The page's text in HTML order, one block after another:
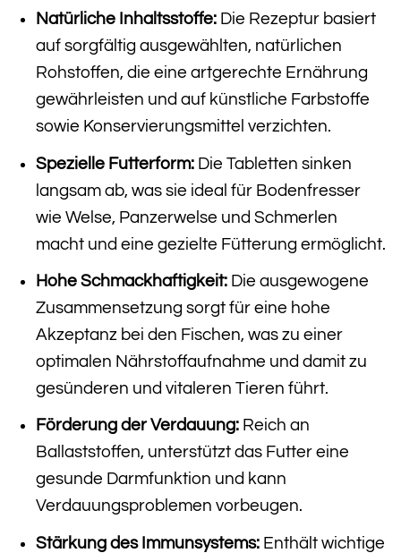
Natürliche Inhaltsstoffe:Die Rezeptur basiert
auf sorgfältig ausgewählten, natürlichen
Rohstoffen, die eine artgerechte Ernährung
gewährleisten und auf künstliche Farbstoffe
sowie Konservierungsmittel verzichten.
Spezielle Futterform:Die Tabletten sinken
langsam ab, was sie ideal für Bodenfresser
wie Welse, Panzerwelse und Schmerlen
macht und eine gezielte Fütterung ermöglicht.
Hohe Schmackhaftigkeit:Die ausgewogene
Zusammensetzung sorgt für eine hohe
Akzeptanz bei den Fischen, was zu einer
optimalen Nährstoffaufnahme und damit zu
gesünderen und vitaleren Tieren führt.
Förderung der Verdauung:Reich an
Ballaststoffen, unterstützt das Futter eine
gesunde Darmfunktion und kann
Verdauungsproblemen vorbeugen.
Stärkung des Immunsystems:Enthält wichtige